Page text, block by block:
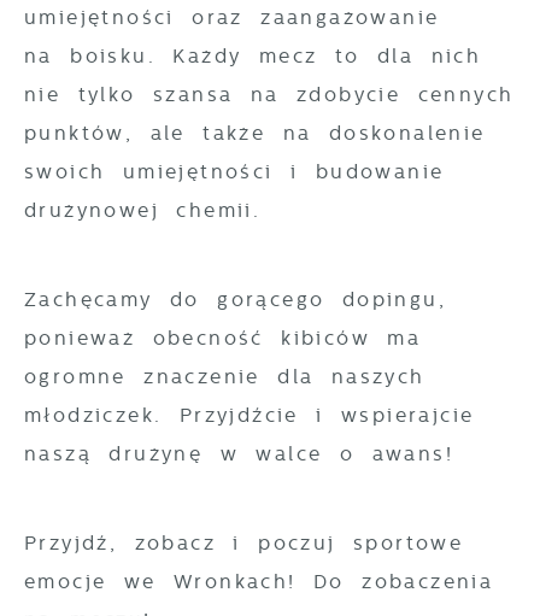
umiejętności oraz zaangażowanie
na boisku. Każdy mecz to dla nich
nie tylko szansa na zdobycie cennych
punktów, ale także na doskonalenie
swoich umiejętności i budowanie
drużynowej chemii.
Zachęcamy do gorącego dopingu,
ponieważ obecność kibiców ma
ogromne znaczenie dla naszych
młodziczek. Przyjdźcie i wspierajcie
naszą drużynę w walce o awans!
Przyjdź, zobacz i poczuj sportowe
emocje we Wronkach! Do zobaczenia
gwarantuje dostępność wszystkich
funkcjonalności.
Twoich zwyczajów dotyczących przeglądanej
witryny internetowej. Treści promocyjne
mogą pojawić się na stronach podmiotów
trzecich lub firm będących naszymi
partnerami oraz innych dostawców usług.
mediów społecznościowych.